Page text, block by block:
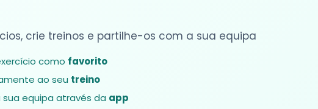
crie treinos e partilhe-os com a sua equipa
como favorito
ao seu treino
equipa através da app